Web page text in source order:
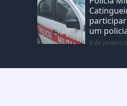
um
8 de janeiro